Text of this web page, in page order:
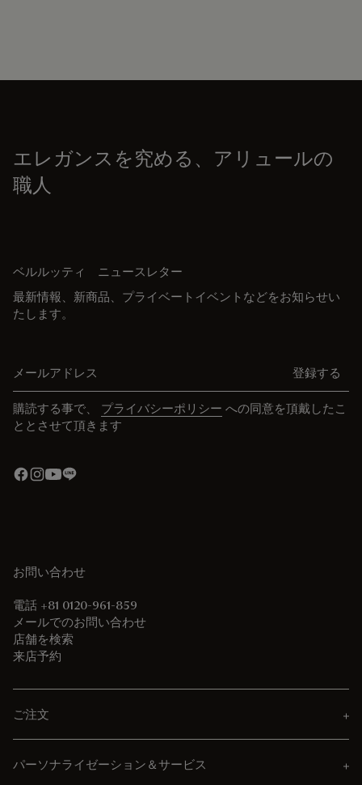
エレガンスを究める、アリュールの
職人
ベルルッティ ニュースレター
最新情報、新商品、プライベートイベントなどをお知らせい
たします。
登録する
購読する事で、 プライバシーポリシー への同意を頂戴したこ
ととさせて頂きます
お問い合わせ
電話 +81 0120-961-859
メールでのお問い合わせ
店舗を検索
来店予約
ご注文
パーソナライゼーション＆サービス